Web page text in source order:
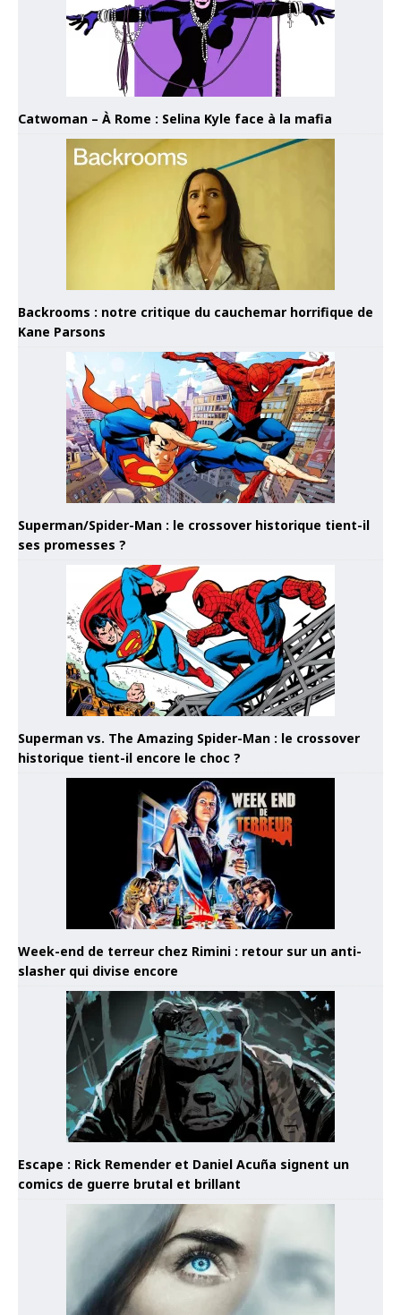
Catwoman – À Rome : Selina Kyle face à la mafia
Backrooms : notre critique du cauchemar horrifique de
Kane Parsons
Superman/Spider-Man : le crossover historique tient-il
ses promesses ?
Superman vs. The Amazing Spider-Man : le crossover
historique tient-il encore le choc ?
Week-end de terreur chez Rimini : retour sur un anti-
slasher qui divise encore
Escape : Rick Remender et Daniel Acuña signent un
comics de guerre brutal et brillant